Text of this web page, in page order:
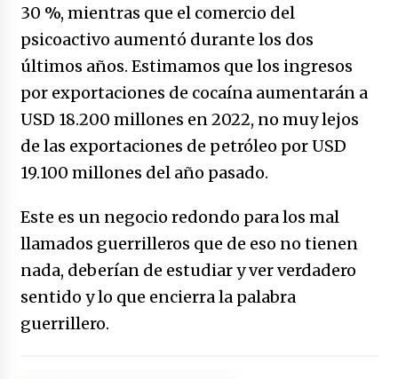
30 %, mientras que el comercio del
psicoactivo aumentó durante los dos
últimos años. Estimamos que los ingresos
por exportaciones de cocaína aumentarán a
USD 18.200 millones en 2022, no muy lejos
de las exportaciones de petróleo por USD
19.100 millones del año pasado.
Este es un negocio redondo para los mal
llamados guerrilleros que de eso no tienen
nada, deberían de estudiar y ver verdadero
sentido y lo que encierra la palabra
guerrillero.